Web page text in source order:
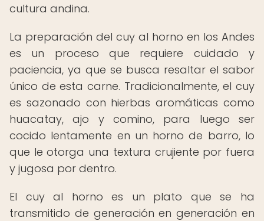
cultura andina.
La preparación del cuy al horno en los Andes
es un proceso que requiere cuidado y
paciencia, ya que se busca resaltar el sabor
único de esta carne. Tradicionalmente, el cuy
es sazonado con hierbas aromáticas como
huacatay, ajo y comino, para luego ser
cocido lentamente en un horno de barro, lo
que le otorga una textura crujiente por fuera
y jugosa por dentro.
El cuy al horno es un plato que se ha
transmitido de generación en generación en